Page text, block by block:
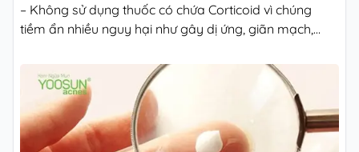
– Không sử dụng thuốc có chứa Corticoid vì chúng
tiềm ẩn nhiều nguy hại như gây dị ứng, giãn mạch,…